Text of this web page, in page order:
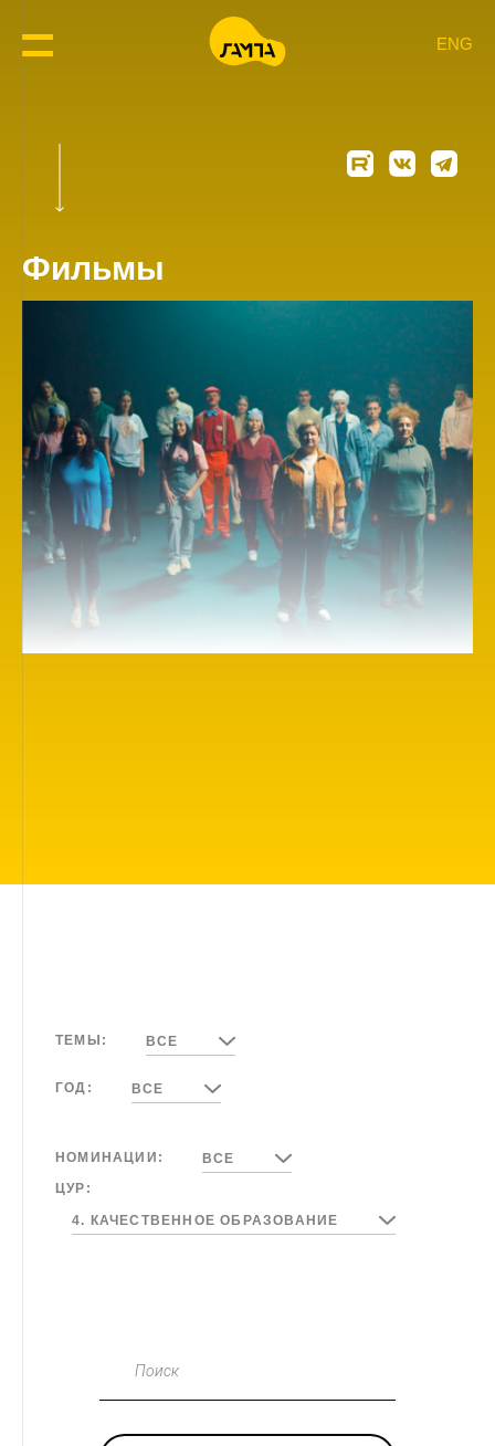
ENG
Фильмы
найти своё место в жизни, иметь силы
ТЕМЫ: ВСЕ
ГОД: ВСЕ
НОМИНАЦИИ:
ВСЕ
ЦУР:
4. КАЧЕСТВЕННОЕ ОБРАЗОВАНИЕ
Поиск